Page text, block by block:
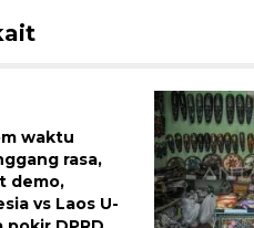
waktu
rasa,
demo,
vs Laos U-